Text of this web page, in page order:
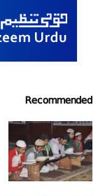
Recommended